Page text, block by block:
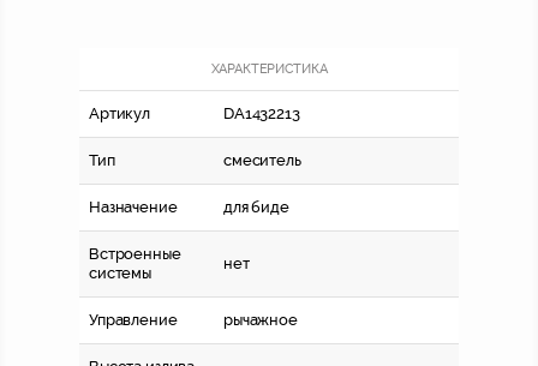
ХАРАКТЕРИСТИКА
Артикул DA1432213
Тип смеситель
Назначение для биде
Встроенные
системы
нет
Управление рычажное